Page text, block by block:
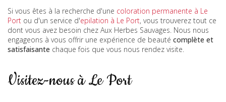
Si vous êtes à la recherche d'une coloration permanente à Le
Port ou d'un service d'epilation à Le Port, vous trouverez tout ce
dont vous avez besoin chez Aux Herbes Sauvages. Nous nous
engageons à vous offrir une expérience de beauté complète et
satisfaisante chaque fois que vous nous rendez visite.
Visitez-nous à Le Port